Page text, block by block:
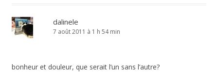
dalinele
7 août 2011 à 1 h 54 min
bonheur et douleur, que serait l’un sans l’autre?